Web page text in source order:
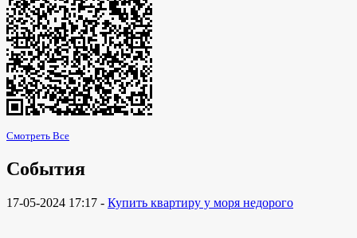
Смотреть Все
События
17-05-2024 17:17 - Купить квартиру у моря недорого